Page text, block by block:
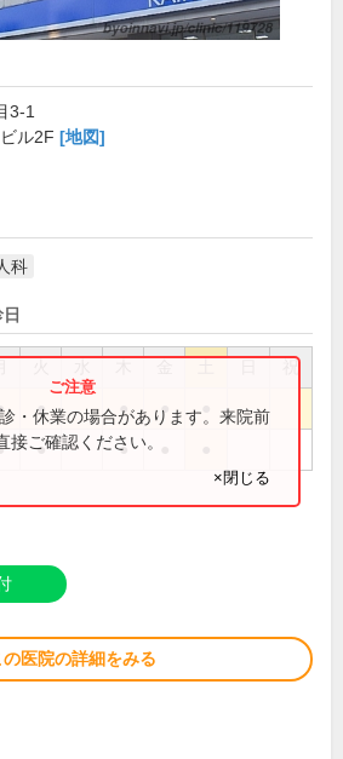
3-1
ル2F [地図]
科
祝
● ● ● ●
● ●
・休業の場合があります。来院前
接ご確認ください。
×閉じる
の医院の詳細をみる